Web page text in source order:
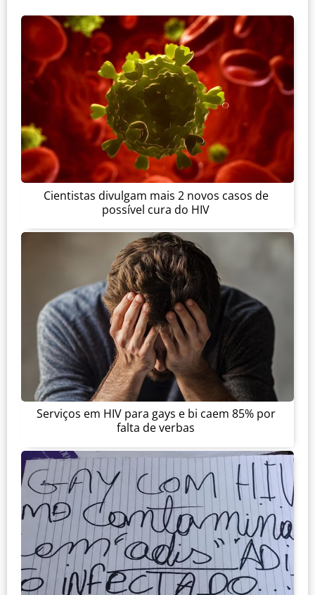
Cientistas divulgam mais 2 novos casos de
possível cura do HIV
Serviços em HIV para gays e bi caem 85% por
falta de verbas